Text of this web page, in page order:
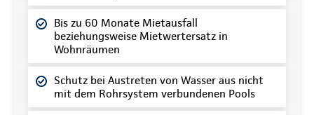
Bis zu 60 Monate Mietausfall
beziehungsweise Mietwertersatz in
Wohnräumen
Schutz bei Austreten von Wasser aus nicht
mit dem Rohrsystem verbundenen Pools